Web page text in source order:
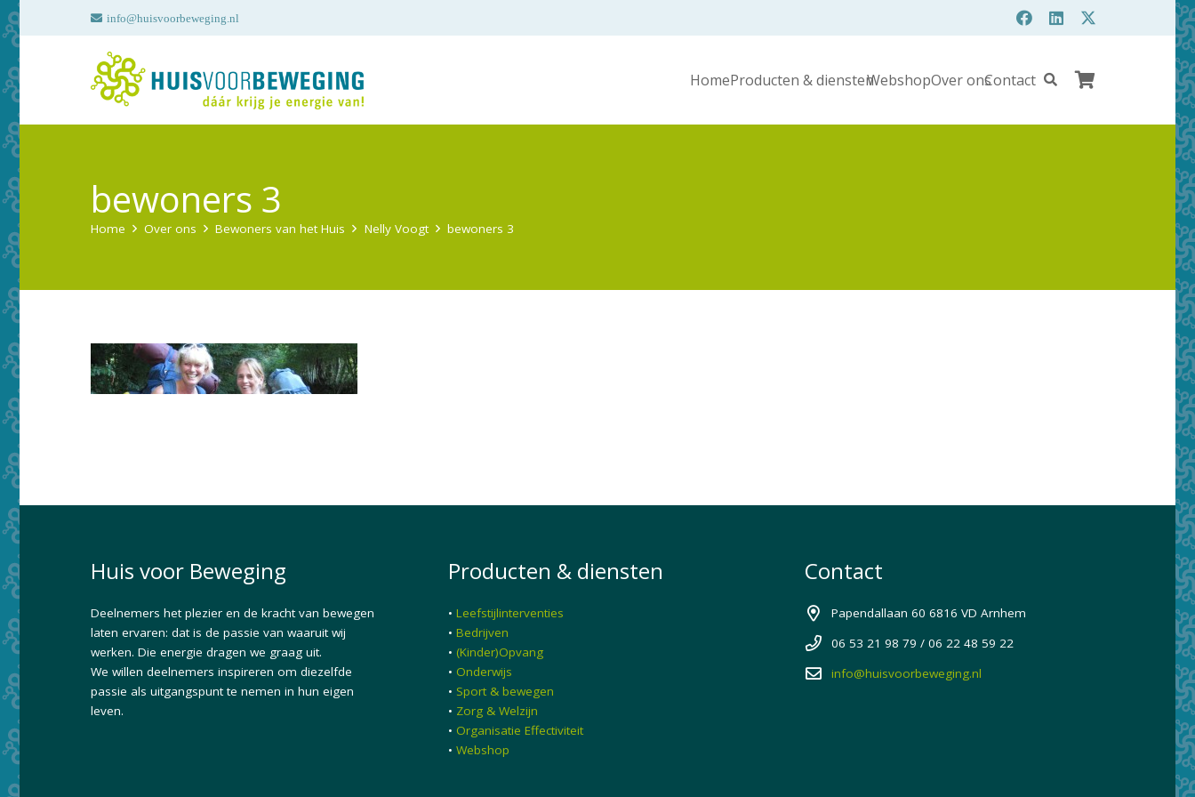
info@huisvoorbeweging.nl
HomeProducten & dienstenWebshopOver onsContact
bewoners 3
Home Over ons Bewoners van het Huis Nelly Voogt bewoners 3
Huis voor Beweging
Deelnemers het plezier en de kracht van bewegen
laten ervaren: dat is de passie van waaruit wij
werken. Die energie dragen we graag uit.
We willen deelnemers inspireren om diezelfde
passie als uitgangspunt te nemen in hun eigen
leven.
Producten & diensten
• Leefstijlinterventies
• Bedrijven
• (Kinder)Opvang
• Onderwijs
• Sport & bewegen
• Zorg & Welzijn
• Organisatie Effectiviteit
• Webshop
Contact
Papendallaan 60 6816 VD Arnhem
06 53 21 98 79 / 06 22 48 59 22
info@huisvoorbeweging.nl